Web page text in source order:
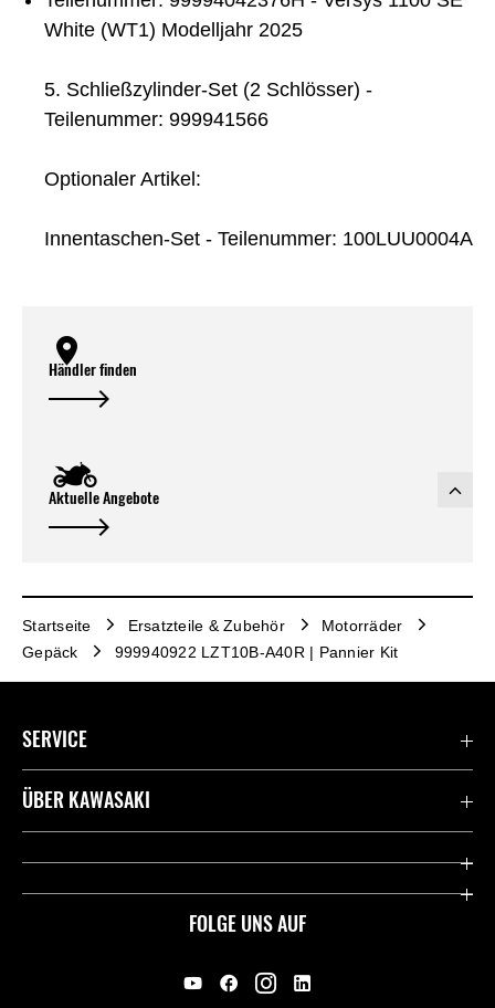
White (WT1) Modelljahr 2025
5. Schließzylinder-Set (2 Schlösser) -
Teilenummer: 999941566
Optionaler Artikel:
Innentaschen-Set - Teilenummer: 100LUU0004A
Händler finden
Aktuelle Angebote
Startseite Ersatzteile & Zubehör
Motorräder
Gepäck
999940922 LZT10B-A40R | Pannier Kit
FOLGE UNS AUF
SERVICE
Kontaktiere uns
ÜBER KAWASAKI
Kawasaki Deutschland